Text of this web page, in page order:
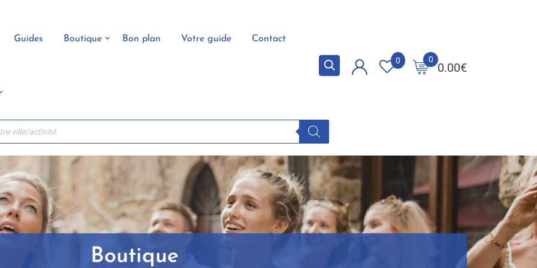
Guides Boutique Bon plan Votre guide Contact
0.00€
0
0
Boutique